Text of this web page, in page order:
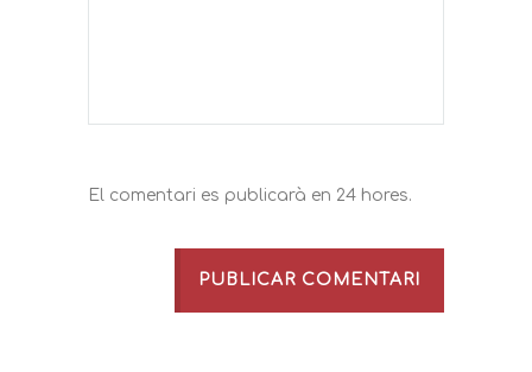
El comentari es publicarà en 24 hores.
PUBLICAR COMENTARI